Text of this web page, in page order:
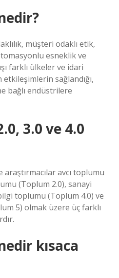
müşteri odaklı etik,
esneklik ve
farklı ülkeler ve idari
sağlandığı,
bağlı endüstrilere
3.0 ve 4.0
avcı toplumu
(Toplum 2.0), sanayi
toplumu (Toplum 4.0) ve
5) olmak üzere üç farklı
kısaca